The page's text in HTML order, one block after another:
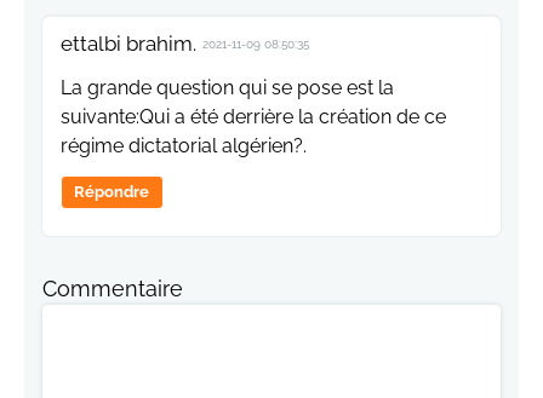
ettalbi brahim. 2021-11-09 08:50:35
La grande question qui se pose est la
suivante:Qui a été derrière la création de ce
régime dictatorial algérien?.
Répondre
Commentaire